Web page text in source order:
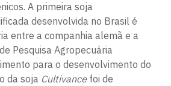
A primeira soja
desenvolvida no Brasil é
entre a companhia alemã e a
Pesquisa Agropecuária
para o desenvolvimento do
da soja Cultivancefoi de